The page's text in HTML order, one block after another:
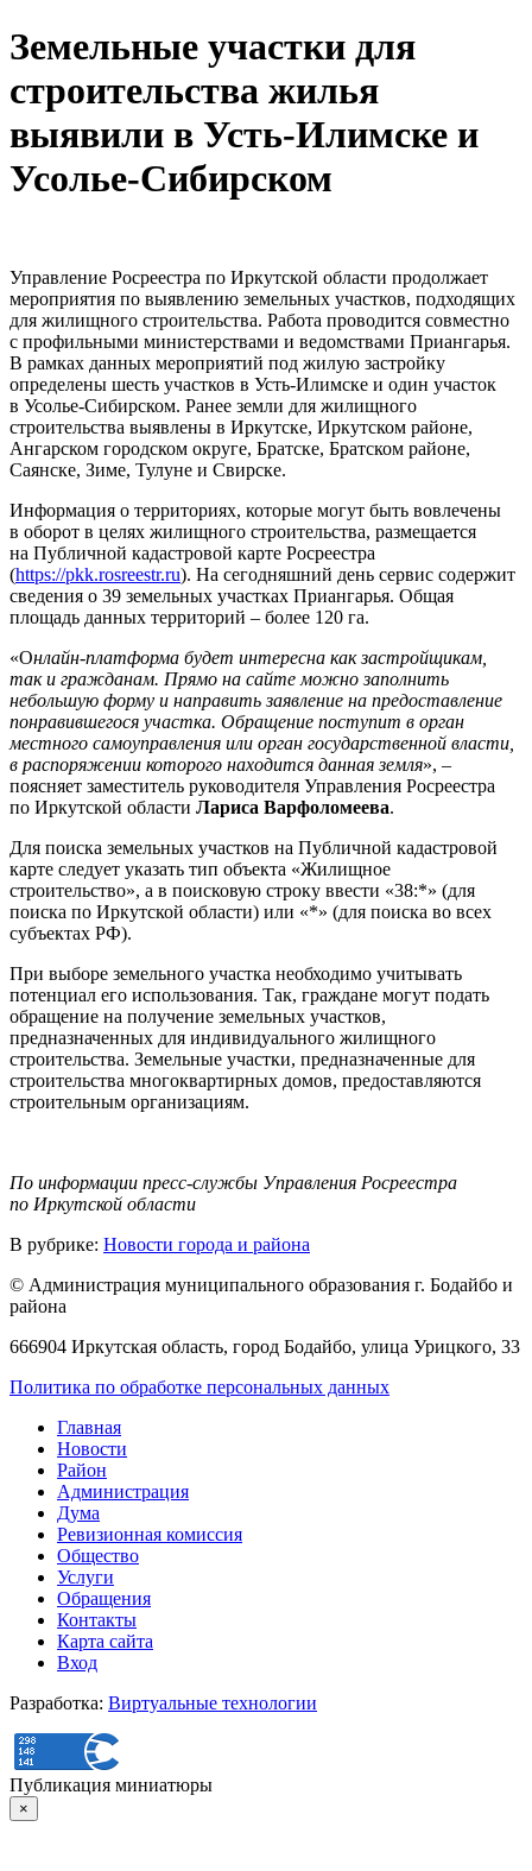
Земельные участки для
строительства жилья
выявили в Усть-Илимске и
Усолье-Сибирском
Управление Росреестра по Иркутской области продолжает
мероприятия по выявлению земельных участков, подходящих
для жилищного строительства. Работа проводится совместно
с профильными министерствами и ведомствами Приангарья.
В рамках данных мероприятий под жилую застройку
определены шесть участков в Усть-Илимске и один участок
в Усолье-Сибирском. Ранее земли для жилищного
строительства выявлены в Иркутске, Иркутском районе,
Ангарском городском округе, Братске, Братском районе,
Саянске, Зиме, Тулуне и Свирске.
Информация о территориях, которые могут быть вовлечены
в оборот в целях жилищного строительства, размещается
на Публичной кадастровой карте Росреестра
(https://pkk.rosreestr.ru). На сегодняшний день сервис содержит
сведения о 39 земельных участках Приангарья. Общая
площадь данных территорий – более 120 га.
«Онлайн-платформа будет интересна как застройщикам,
так и гражданам. Прямо на сайте можно заполнить
небольшую форму и направить заявление на предоставление
понравившегося участка. Обращение поступит в орган
местного самоуправления или орган государственной власти,
в распоряжении которого находится данная земля», –
поясняет заместитель руководителя Управления Росреестра
по Иркутской области Лариса Варфоломеева.
Для поиска земельных участков на Публичной кадастровой
карте следует указать тип объекта «Жилищное
строительство», а в поисковую строку ввести «38:*» (для
поиска по Иркутской области) или «*» (для поиска во всех
субъектах РФ).
При выборе земельного участка необходимо учитывать
потенциал его использования. Так, граждане могут подать
обращение на получение земельных участков,
предназначенных для индивидуального жилищного
строительства. Земельные участки, предназначенные для
строительства многоквартирных домов, предоставляются
строительным организациям.
По информации пресс-службы Управления Росреестра
по Иркутской области
В рубрике: Новости города и района
© Администрация муниципального образования г. Бодайбо и
района
666904 Иркутская область, город Бодайбо, улица Урицкого, 33
Политика по обработке персональных данных
Главная
Новости
Район
Администрация
Дума
Ревизионная комиссия
Общество
Услуги
Обращения
Контакты
Карта сайта
Вход
Разработка: Виртуальные технологии
Публикация миниатюры
×